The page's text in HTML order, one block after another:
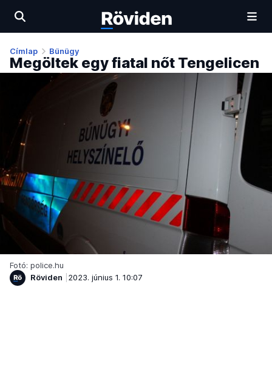
Címlap Bűnügy
Megöltek egy fiatal nőt Tengelicen
Fotó: police.hu
Röviden
2023. június 1. 10:07